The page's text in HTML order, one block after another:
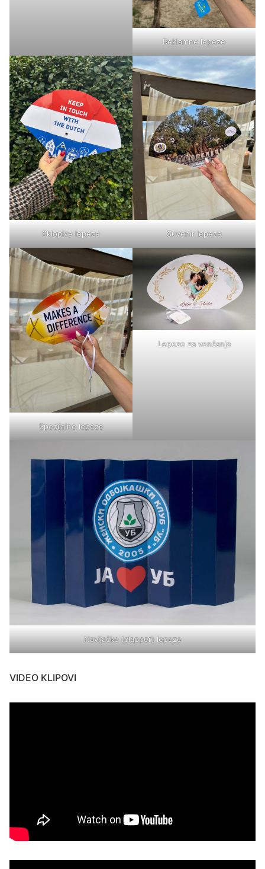
Reklamne lepeze
Sklopive lepeze Suvenir lepeze
Specijalne lepeze
Lepeze za venčanja
Navijačke (clapper) lepeze
VIDEO KLIPOVI